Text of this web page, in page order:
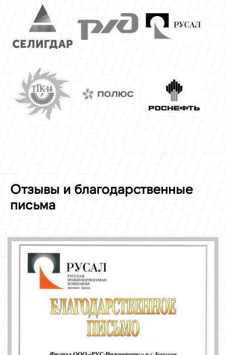
Отзывы и благодарственные
письма